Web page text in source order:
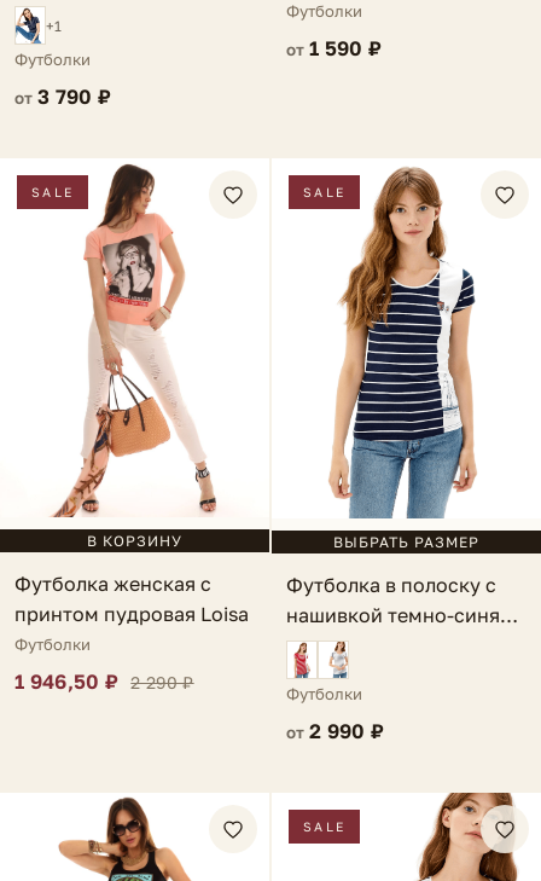
+1
Футболки
от 3 790 ₽
Футболки
от 1 590 ₽
SALE
В КОРЗИНУ
Футболка женская с
принтом пудровая Loisa
Футболки
1 946,50 ₽ 2 290 ₽
SALE
ВЫБРАТЬ РАЗМЕР
Футболка в полоску с
нашивкой темно-синяя
Riva
Футболки
от 2 990 ₽
SALE